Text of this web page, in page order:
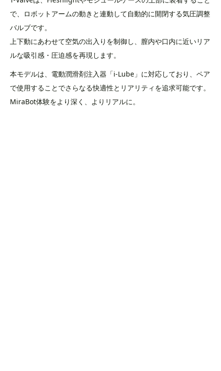
で、ロボットアームの動きと連動して自動的に開閉する気圧調整
バルブです。
上下動にあわせて空気の出入りを制御し、膣内や口内に近いリア
ルな吸引感・圧迫感を再現します。
本モデルは、電動潤滑剤注入器「i-Lube」に対応しており、ペア
で使用することでさらなる快適性とリアリティを追求可能です。
MiraBot体験をより深く、よりリアルに。